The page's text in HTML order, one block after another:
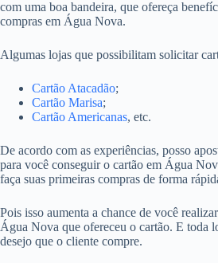
com uma boa bandeira, que ofereça
compras em Água Nova.
Algumas lojas que possibilitam solicitar
Cartão Atacadão;
Cartão Marisa;
Cartão Americanas, etc.
De acordo com as experiências, posso
para você conseguir o cartão em Água
faça suas primeiras compras de forma
Pois isso aumenta a chance de você
Água Nova que ofereceu o cartão. E toda
desejo que o cliente compre.